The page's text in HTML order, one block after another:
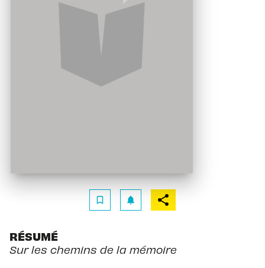
bookmark_border notifications
RÉSUMÉ
Sur les chemins de la mémoire